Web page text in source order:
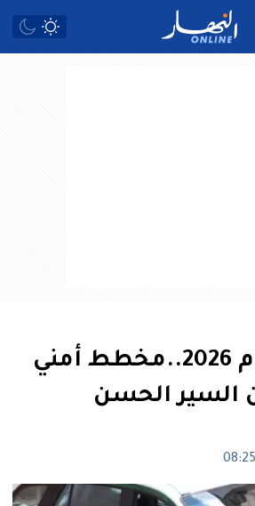
امتحانات بيام 2026..مخطط أمني
الحسن